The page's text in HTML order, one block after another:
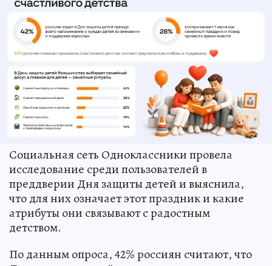
Социальная сеть Одноклассники провела
исследование среди пользователей в
преддверии Дня защиты детей и выяснила,
что для них означает этот праздник и какие
атрибуты они связывают с радостным
детством.
По данным опроса, 42% россиян считают, что